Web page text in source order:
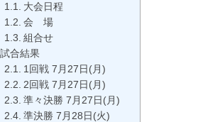
大会日程
会 場
組合せ
試合結果
1回戦 7月27日(月)
2回戦 7月27日(月)
準々決勝 7月27日(月)
準決勝 7月28日(火)